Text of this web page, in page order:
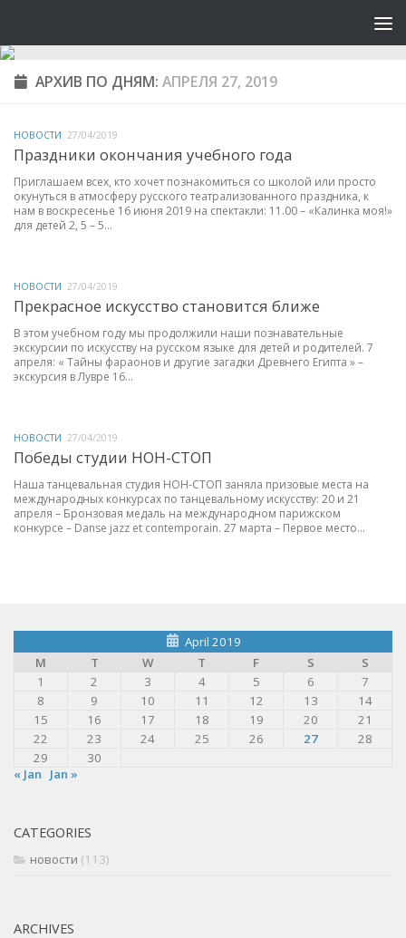
АРХИВ ПО ДНЯМ: АПРЕЛЯ 27, 2019
НОВОСТИ 27/04/2019
Праздники окончания учебного года
Приглашаем всех, кто хочет познакомиться со школой или просто
окунуться в атмосферу русского театрализованного праздника, к
нам в воскресенье 16 июня 2019 на спектакли: 11.00 – «Калинка моя!»
для детей 2, 5 – 5...
НОВОСТИ 27/04/2019
Прекрасное искусство становится ближе
В этом учебном году мы продолжили наши познавательные
экскурсии по искусству на русском языке для детей и родителей. 7
апреля: « Тайны фараонов и другие загадки Древнего Египта » –
экскурсия в Лувре 16...
НОВОСТИ 27/04/2019
Победы студии НОН-СТОП
Наша танцевальная студия НОН-СТОП заняла призовые места на
международных конкурсах по танцевальному искусству: 20 и 21
апреля – Бронзовая медаль на международном парижском
конкурсе – Danse jazz et contemporain. 27 марта – Первое место...
April 2019
M
T W T F S
S
1
2 3 4 5 6
7
8
9 10 11 12 13
14
15
16 17 18 19 20
21
22
23 24 25 26 27
28
29
30
« Jan
Jan »
CATEGORIES
новости (113)
ARCHIVES